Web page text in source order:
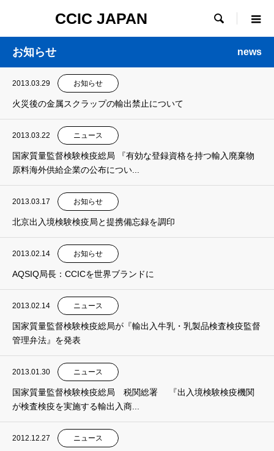
CCIC JAPAN 
お知らせ news
2013.03.29 お知らせ
火災後の金属スクラップの輸出禁止について
2013.03.22 ニュース
国家質量監督検験検疫総局 『有効な登録資格を持つ輸入廃棄物
原料海外供給企業の公布につい...
2013.03.17 お知らせ
北京出入境検験検疫局と提携備忘録を調印
2013.02.14 お知らせ
AQSIQ局長：CCICを世界ブランドに
2013.02.14 ニュース
国家質量監督検験検疫総局が『輸出入牛乳・乳製品検査検疫監督
管理弁法』を発表
2013.01.30 ニュース
国家質量監督検験検疫総局 税関総署 『出入境検験検疫機関
が検査検疫を実施する輸出入商...
2012.12.27 ニュース